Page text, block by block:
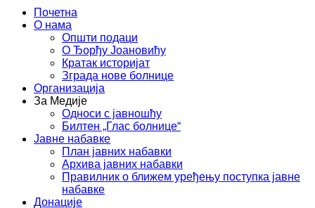
Почетна
О нама
Општи подаци
О Ђорђу Јоановићу
Кратак историјат
Зграда нове болнице
Организација
За Медије
Односи с јавношћу
Билтен „Глас болнице“
Јавне набавке
План јавних набавки
Архива јавних набавки
Правилник о ближем уређењу поступка јавне
набавке
Донације